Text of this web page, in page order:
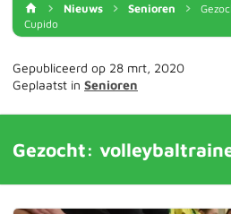
Nieuws Senioren
Cupido
Gepubliceerd op 28 mrt, 2020
Geplaatst in Senioren
Gezocht: